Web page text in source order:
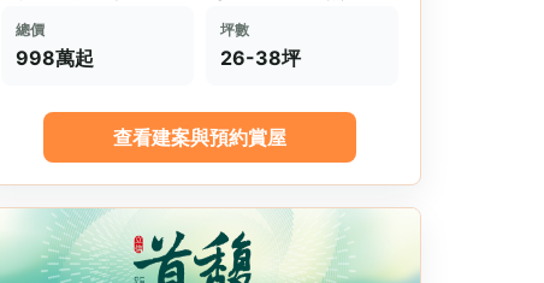
目...
總價
998萬起
坪數
26-38坪
查看建案與預約賞屋